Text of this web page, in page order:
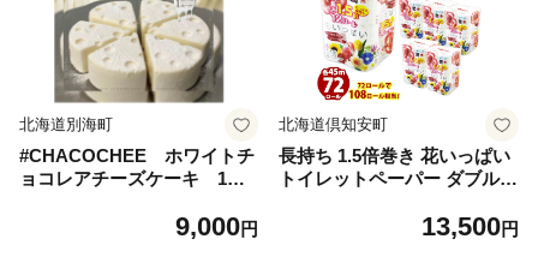
北海道別海町
#CHACOCHEE ホワイトチ
ョコレアチーズケーキ 1ホ
海町,チーズ,ちーず,チーズケ
9,000円
北海道倶知安町
長持ち 1.5倍巻き 花いっぱい
トイレットペーパー ダブル 4
プリント ハーブ 香り付き 日
13,500円